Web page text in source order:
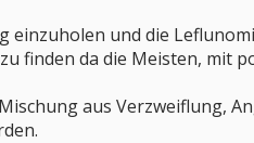
einzuholen und die
finden da die Meisten, mit
aus Verzweiflung,